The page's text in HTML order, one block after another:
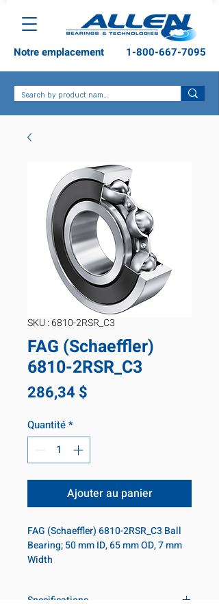
1-800-667-7095
Notre emplacement
SKU : 6810-2RSR_C3
FAG (Schaeffler)
6810-2RSR_C3
286,34 $
Quantité*
Ajouter au panier
FAG (Schaeffler) 6810-2RSR_C3 Ball
Bearing; 50 mm ID, 65 mm OD, 7 mm
Width
Specifications